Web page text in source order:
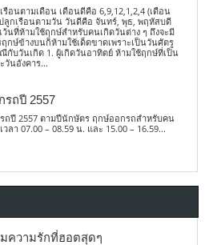
รือนตามเดือน เดือนดีคือ 6,9,12,1,2,4 (เดือน
ลูกเรือนตามวัน วันดีคือ จันทร์, พุธ, พฤหัสบดี
ว้นที่ห้ามใช้ฤกษ์สำหรับคนเกิดวันต่าง ๆ ถึงจะมี
ฤกษ์ข้างบนก็ห้ามใช้เด็ดขาดเพราะเป็นวันศัตรู
กับวันเกิด 1. ผู้เกิดวันอาทิตย์ ห้ามใช้ฤกษ์ที่เป็น
วันอังคาร...
รถปี 2557
ถปี 2557 ตามปีนักษัตร ฤกษ์ออกรถสำหรับคน
วลา 07.00 – 08.59 น. และ 15.00 – 16.59...
ความรักที่ฮอตสุดๆ